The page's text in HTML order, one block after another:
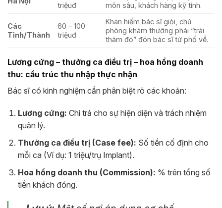
triệuđ
môn sâu, khách hàng kỹ tính.
Các
Tỉnh/Thành
60 – 100
triệuđ
Khan hiếm bác sĩ giỏi, chủ
phòng khám thường phải “trải
thảm đỏ” đón bác sĩ từ phố về.
Lương cứng – thưởng ca điều trị – hoa hồng doanh
thu: cấu trúc thu nhập thực nhận
Bác sĩ có kinh nghiệm cần phân biệt rõ các khoản:
Lương cứng: Chi trả cho sự hiện diện và trách nhiệm
quản lý.
Thưởng ca điều trị (Case fee): Số tiền cố định cho
mỗi ca (Ví dụ: 1 triệu/trụ Implant).
Hoa hồng doanh thu (Commission): % trên tổng số
tiền khách đóng.